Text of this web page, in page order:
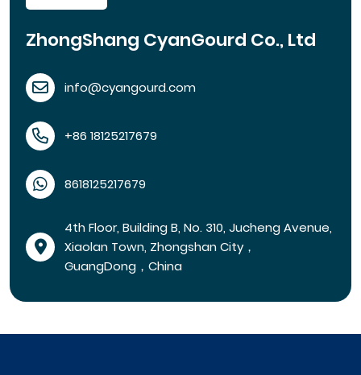
ZhongShang CyanGourd Co., Ltd
info@cyangourd.com
+86 18125217679
8618125217679
4th Floor, Building B, No. 310, Jucheng Avenue,
Xiaolan Town, Zhongshan City，
GuangDong，China